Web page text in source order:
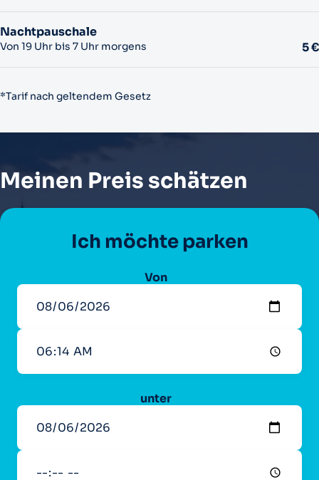
Nachtpauschale
Von 19 Uhr bis 7 Uhr morgens 5 €
*Tarif nach geltendem Gesetz
Meinen Preis schätzen
Ich möchte parken
Von
unter